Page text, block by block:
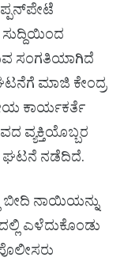
ಸಂಗತಿಯಾಗಿದೆ
ಮಾಜಿ ಕೇಂದ್ರ
ಕಾರ್ಯಕರ್ತೆ
ವ್ಯಕ್ತಿಯೊಬ್ಬರ
ಘಟನೆ ನಡೆದಿದೆ.
ಬೀದಿ ನಾಯಿಯನ್ನು
ಎಳೆದುಕೊಂಡು